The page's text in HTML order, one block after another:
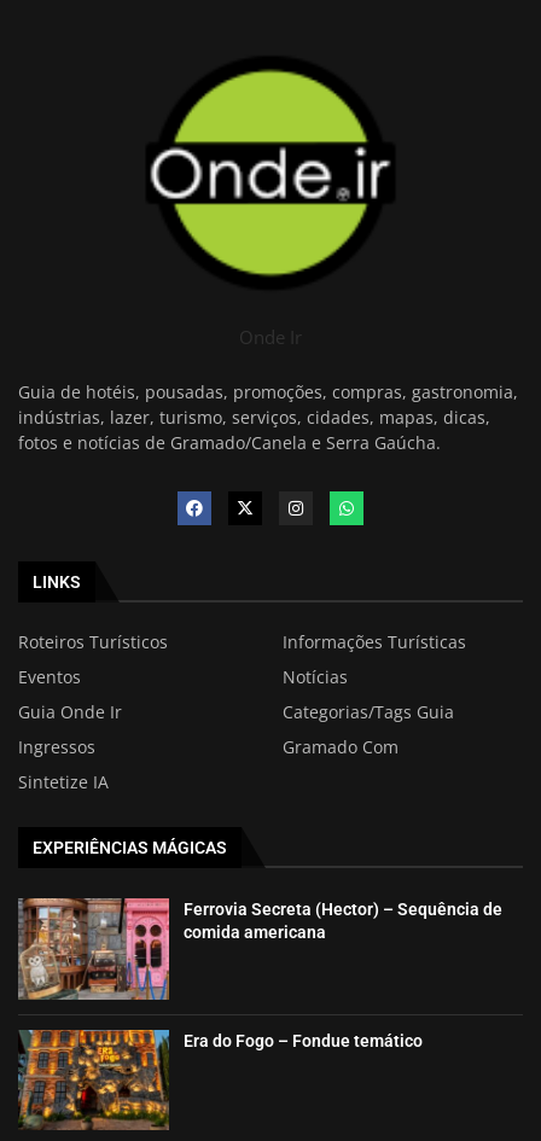
Onde Ir
Guia de hotéis, pousadas, promoções, compras, gastronomia,
indústrias, lazer, turismo, serviços, cidades, mapas, dicas,
fotos e notícias de Gramado/Canela e Serra Gaúcha.
LINKS
Roteiros Turísticos
Informações Turísticas
Eventos
Notícias
Guia Onde Ir
Categorias/Tags Guia
Ingressos
Gramado Com
Sintetize IA
EXPERIÊNCIAS MÁGICAS
Ferrovia Secreta (Hector) – Sequência de
comida americana
Era do Fogo – Fondue temático